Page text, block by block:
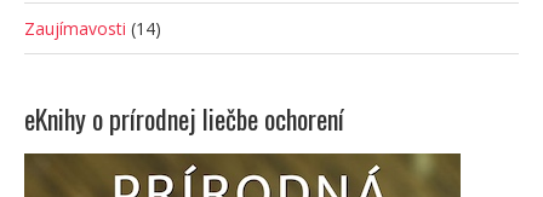
Zaujímavosti (14)
eKnihy o prírodnej liečbe ochorení